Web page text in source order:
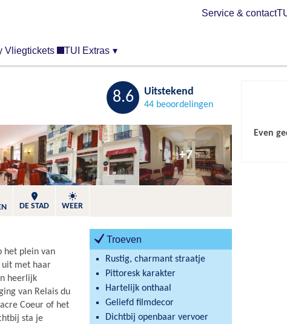
Vliegtickets TUI Extras ▾
Service & contact
8.6 Uitstekend
44 beoordelingen
+7
DE STAD WEER
het plein van
uit met haar
heerlijk
van Relais du
Coeur of het
sta je
Troeven
Rustig, charmant straatje
Pittoresk karakter
Hartelijk onthaal
Geliefd filmdecor
Dichtbij openbaar vervoer
Even